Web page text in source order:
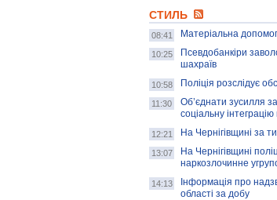
СТИЛЬ
08:41 Матеріальна
10:25
Псевдобанкіри
шахраїв
10:58 Поліція розслідує
11:30
Об’єднати зусилля
соціальну інтеграцію
12:21 На Чернігівщині за
13:07
На Чернігівщині
наркозлочинне
14:13
Інформація про
області за добу